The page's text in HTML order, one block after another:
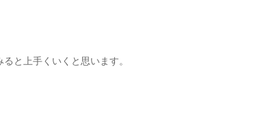
と上手くいくと思います。